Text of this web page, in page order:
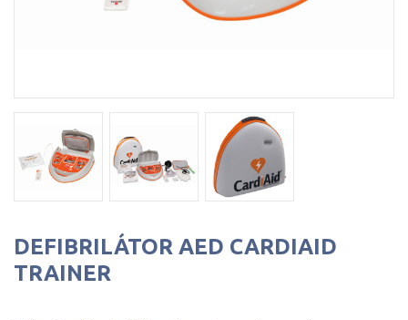
DEFIBRILÁTOR AED CARDIAID
TRAINER